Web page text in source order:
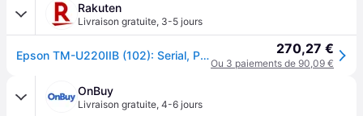
Rakuten
Livraison gratuite, 3-5 jours
Epson TM-U220IIB (102): Serial, PS, NE sensor, EDG 270,27 €
Ou 3 paiements de 90,09 €
OnBuy
Livraison gratuite, 4-6 jours